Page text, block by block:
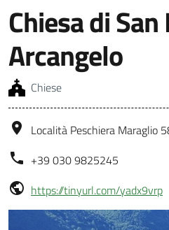
Chiesa di
Arcangelo
Chiese
Località Peschiera Maraglio
+39 030 9825245
https://tinyurl.com/yadx9vrp